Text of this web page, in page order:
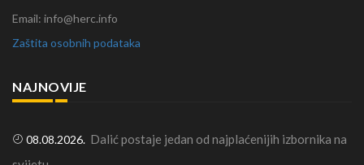
Email: info@herc.info
Zaštita osobnih podataka
NAJNOVIJE
08.08.2026. Dalić postaje jedan od najplaćenijih izbornika na